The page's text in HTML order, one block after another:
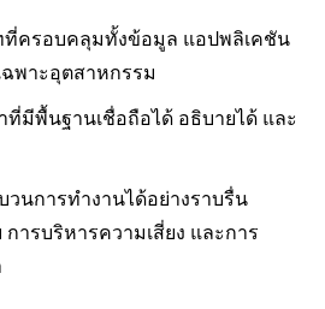
ที่ครอบคลุมทั้งข้อมูล แอปพลิเคชัน
พาะอุตสาหกรรม
มีพื้นฐานเชื่อถือได้ อธิบายได้ และ
วนการทำงานได้อย่างราบรื่น
ารบริหารความเสี่ยง และการ